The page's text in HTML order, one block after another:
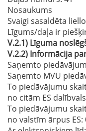
Nosaukums
Svaigi sasaldēta
Līgums/daļa ir
V.2.1) Līguma
V.2.2) Informācija
Saņemto
Saņemto MVU
To piedāvājumu
no citām ES
To piedāvājumu
no valstīm ārpus ES: